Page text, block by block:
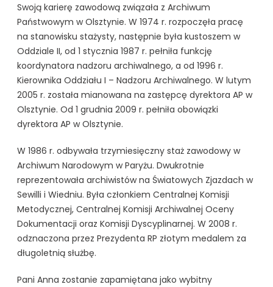
Swoją karierę zawodową związała z Archiwum
Państwowym w Olsztynie. W 1974 r. rozpoczęła pracę
na stanowisku stażysty, następnie była kustoszem w
Oddziale II, od 1 stycznia 1987 r. pełniła funkcję
koordynatora nadzoru archiwalnego, a od 1996 r.
Kierownika Oddziału I – Nadzoru Archiwalnego. W lutym
2005 r. została mianowana na zastępcę dyrektora AP w
Olsztynie. Od 1 grudnia 2009 r. pełniła obowiązki
dyrektora AP w Olsztynie.
W 1986 r. odbywała trzymiesięczny staż zawodowy w
Archiwum Narodowym w Paryżu. Dwukrotnie
reprezentowała archiwistów na Światowych Zjazdach w
Sewilli i Wiedniu. Była członkiem Centralnej Komisji
Metodycznej, Centralnej Komisji Archiwalnej Oceny
Dokumentacji oraz Komisji Dyscyplinarnej. W 2008 r.
odznaczona przez Prezydenta RP złotym medalem za
długoletnią służbę.
Pani Anna zostanie zapamiętana jako wybitny